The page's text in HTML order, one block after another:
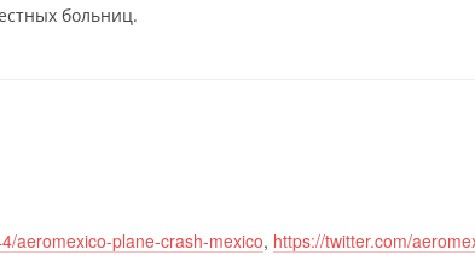
больниц.
aeromexico-plane-crash-mexico, https://twitter.com/